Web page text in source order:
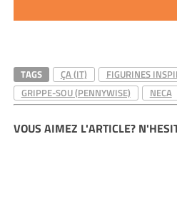
TAGS ÇA (IT)
FIGURINES
GRIPPE-SOU (PENNYWISE)
NECA
VOUS AIMEZ L'ARTICLE?